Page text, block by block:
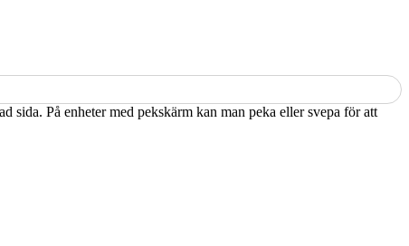
sida. På enheter med pekskärm kan man peka eller svepa för att